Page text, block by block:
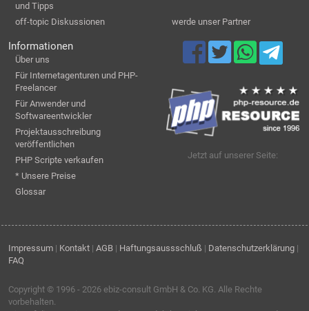
und Tipps
off-topic Diskussionen
werde unser Partner
Informationen
Über uns
Für Internetagenturen und PHP-
Freelancer
Für Anwender und
Softwareentwickler
Projektausschreibung
veröffentlichen
PHP Scripte verkaufen
* Unsere Preise
Glossar
Jetzt auf unserer Seite:
Impressum | Kontakt | AGB | Haftungsaussschluß | Datenschutzerklärung |
FAQ
Copyright © 1996 - 2026 ebiz-consult GmbH & Co. KG. Alle Rechte
vorbehalten.